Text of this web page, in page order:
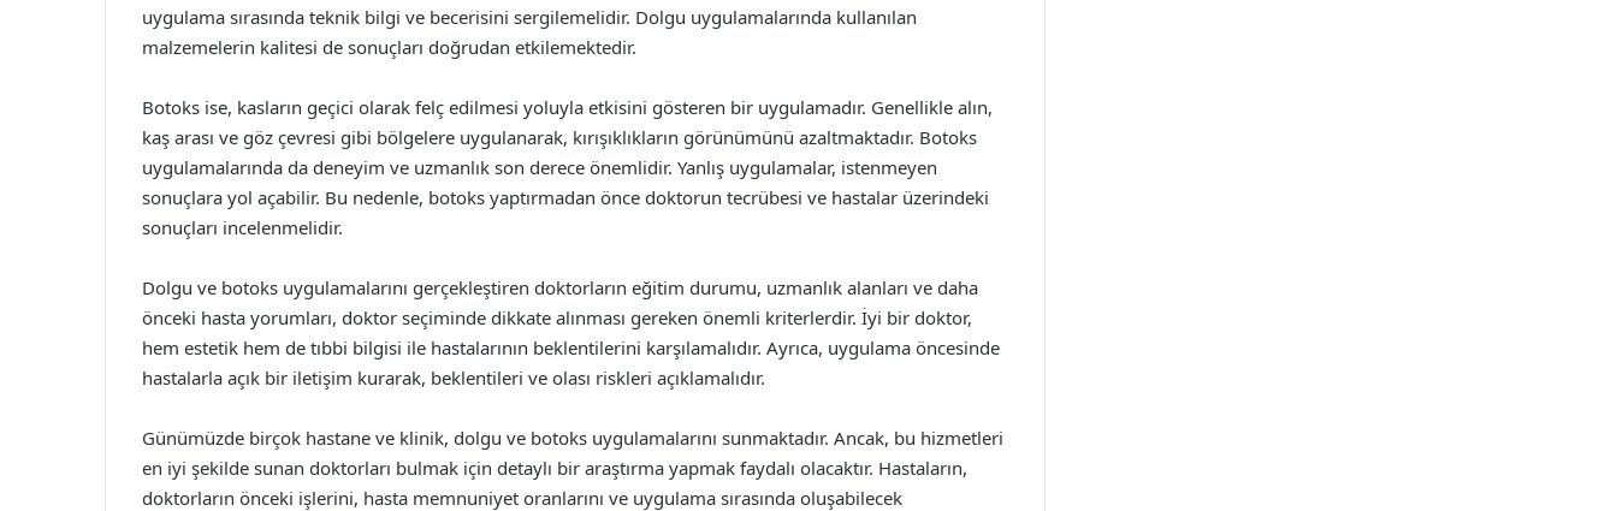
uygulama sırasında teknik bilgi ve becerisini sergilemelidir. Dolgu uygulamalarında kullanılan
malzemelerin kalitesi de sonuçları doğrudan etkilemektedir.
Botoks ise, kasların geçici olarak felç edilmesi yoluyla etkisini gösteren bir uygulamadır. Genellikle alın,
kaş arası ve göz çevresi gibi bölgelere uygulanarak, kırışıklıkların görünümünü azaltmaktadır. Botoks
uygulamalarında da deneyim ve uzmanlık son derece önemlidir. Yanlış uygulamalar, istenmeyen
sonuçlara yol açabilir. Bu nedenle, botoks yaptırmadan önce doktorun tecrübesi ve hastalar üzerindeki
sonuçları incelenmelidir.
Dolgu ve botoks uygulamalarını gerçekleştiren doktorların eğitim durumu, uzmanlık alanları ve daha
önceki hasta yorumları, doktor seçiminde dikkate alınması gereken önemli kriterlerdir. İyi bir doktor,
hem estetik hem de tıbbi bilgisi ile hastalarının beklentilerini karşılamalıdır. Ayrıca, uygulama öncesinde
hastalarla açık bir iletişim kurarak, beklentileri ve olası riskleri açıklamalıdır.
Günümüzde birçok hastane ve klinik, dolgu ve botoks uygulamalarını sunmaktadır. Ancak, bu hizmetleri
en iyi şekilde sunan doktorları bulmak için detaylı bir araştırma yapmak faydalı olacaktır. Hastaların,
doktorların önceki işlerini, hasta memnuniyet oranlarını ve uygulama sırasında oluşabilecek